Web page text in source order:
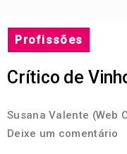
Profissões
Crítico de
Susana Valente (Web
Deixe um comentário